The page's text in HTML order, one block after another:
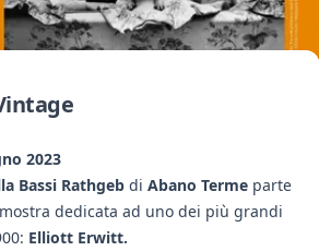
2023
Bassi Rathgeb di Abano Terme parte
dedicata ad uno dei più grandi
Elliott Erwitt.